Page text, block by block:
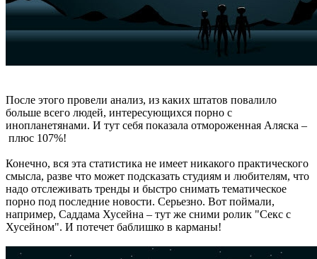
После этого провели анализ, из каких штатов повалило
больше всего людей, интересующихся порно с
инопланетянами. И тут себя показала отмороженная Аляска –
плюс 107%!
Конечно, вся эта статистика не имеет никакого практического
смысла, разве что может подсказать студиям и любителям, что
надо отслеживать тренды и быстро снимать тематическое
порно под последние новости. Серьезно. Вот поймали,
например, Саддама Хусейна – тут же сними ролик "Секс с
Хусейном". И потечет баблишко в карманы!